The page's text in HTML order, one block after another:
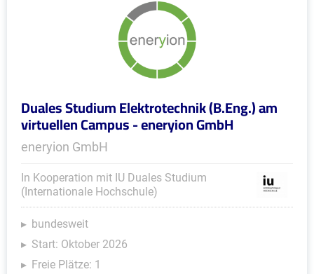
Duales Studium Elektrotechnik (B.Eng.) am
virtuellen Campus - eneryion GmbH
eneryion GmbH
In Kooperation mit IU Duales Studium
(Internationale Hochschule)
bundesweit
Start: Oktober 2026
Freie Plätze: 1